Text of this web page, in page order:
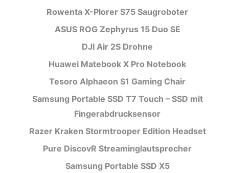
Rowenta X-Plorer S75 Saugroboter
ASUS ROG Zephyrus 15 Duo SE
DJI Air 2S Drohne
Huawei Matebook X Pro Notebook
Tesoro Alphaeon S1 Gaming Chair
Samsung Portable SSD T7 Touch – SSD mit
Fingerabdrucksensor
Razer Kraken Stormtrooper Edition Headset
Pure DiscovR Streaminglautsprecher
Samsung Portable SSD X5